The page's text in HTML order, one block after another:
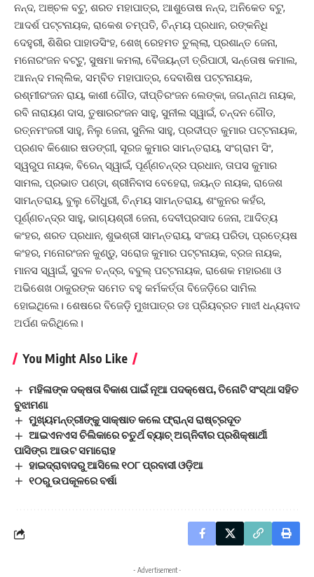
ନନ୍ଦ, ଅଞ୍ଚଳ ବଟୁ, ଶରତ ମହାପାତ୍ର, ଆଶୁତୋଷ ନନ୍ଦ, ଅନିକେତ ବଟୁ,
ଆଦର୍ଶ ପଟ୍ଟନାୟକ, ରାକେଶ ଚମ୍ପତି, ଚିନ୍ମୟ ପ୍ରଧାନ, ରଙ୍କନିଧି
ଦେହୁରୀ, ଶିଶିର ପାହାଡସିଂହ, ଶେଖ୍ ରେହମତ ତୁଲ୍ଲା, ପ୍ରଶାନ୍ତ ଜେନା,
ମନୋରଂଜନ ବଟ୍ଟୁ, ସୁଷମା କମଲା, ବୈଜୟନ୍ତୀ ତ୍ରିପାଠୀ, ସନ୍ତୋଷ କମାଲ,
ଆନନ୍ଦ ମଲ୍ଲିକ, ସମ୍ବିତ ମହାପାତ୍ର, ଦେବାଶିଷ ପଟ୍ଟନାୟକ,
ରଶ୍ମୀରଂଜନ ରାୟ, କାଶୀ ଗୌଡ, ଦୀପ୍ତିରଂଜନ ଲେଙ୍କା, ଜଗନ୍ନାଥ ନାୟକ,
ରବି ନାରାୟଣ ଦାସ, ତୁଷାରରଂଜନ ସାହୁ, ସୁନୀଲ ସ୍ୱାଇଁ, ଚନ୍ଦନ ଗୌଡ,
ରତ୍ନମଂଜରୀ ସାହୁ, ନିଲୁ ଜେନା, ସୁନିଲ ସାହୁ, ପ୍ରଦୀପ୍ତ କୁମାର ପଟ୍ଟନାୟକ,
ପ୍ରଣବ କିଶୋର ଷଡଙ୍ଗୀ, ସୂରଜ କୁମାର ସାମନ୍ତରାୟ, ସଂଗ୍ରାମ ସିଂ,
ସ୍ୱରୁପ ନାୟକ, ବିରେନ୍ ସ୍ୱାଇଁ, ପୂର୍ଣ୍ଣଚନ୍ଦ୍ର ପ୍ରଧାନ, ତାପସ କୁମାର
ସାମଲ, ପ୍ରଭାତ ପଣ୍ଡା, ଶ୍ରୀନିବାସ ବେହେରା, ଜୟନ୍ତ ନାୟକ, ରାଜେଶ
ସାମନ୍ତରାୟ, ବୁଲୁ ଚୌଧୁରୀ, ଚିନ୍ମୟ ସାମନ୍ତରାୟ, ଶଂକୁନର କହଁର,
ପୂର୍ଣ୍ଣଚନ୍ଦ୍ର ସାହୁ, ଭାଗ୍ୟଶ୍ରୀ ଜେନା, ଦେବୀପ୍ରସାଦ ଜେନା, ଆଦିତ୍ୟ
କଂହର, ଶରତ ପ୍ରଧାନ, ଶୁଭଶ୍ରୀ ସାମନ୍ତରାୟ, ସଂଜୟ ପରିଡା, ପ୍ରତ୍ୟେଷ
କଂହର, ମନୋରଂଜନ କୁଣ୍ଡୁ, ସରୋଜ କୁମାର ପଟ୍ଟନାୟକ, ବ୍ରଜ ନାୟକ,
ମାନସ ସ୍ୱାଇଁ, ସୁବଳ ଚନ୍ଦ୍ର, ବବୁଲ୍ ପଟ୍ଟନାୟକ, ରାଶେକ ମହାରଣା ଓ
ଅଭିଶେଖ ଠାକୁରଙ୍କ ସମେତ ବହୁ କର୍ମକର୍ତ୍ତା ବିଜେଡ଼ିରେ ସାମିଲ
ହୋଇଥିଲେ। ଶେଷରେ ବିଜେଡ଼ି ମୁଖପାତ୍ର ଡଃ ପ୍ରିୟବ୍ରତ ମାଝୀ ଧନ୍ୟବାଦ
ଅର୍ପଣ କରିଥିଲେ।
You Might Also Like
ମହିଳାଙ୍କ ଦକ୍ଷତା ବିକାଶ ପାଇଁ ନୂଆ ପଦକ୍ଷେପ, ତିନୋଟି ସଂସ୍ଥା ସହିତ
ବୁଝାମଣା
ମୁଖ୍ୟମନ୍ତ୍ରୀଙ୍କୁ ସାକ୍ଷାତ କଲେ ଫ୍ରାନ୍ସ ରାଷ୍ଟ୍ରଦୂତ
ଆଇଏନଏସ ଚିଲିକାରେ ଚତୁର୍ଥ ବ୍ୟାଚ୍ ଅଗ୍ନିବୀର ପ୍ରଶିକ୍ଷାର୍ଥୀ
ପାସିଙ୍ଗ ଆଉଟ ସମାରୋହ
ହାଇଦ୍ରାବାଦରୁ ଆସିଲେ ୧୦୮ ପ୍ରବାସୀ ଓଡ଼ିଆ
୧୦ରୁ ଉପକୂଳରେ ବର୍ଷା
- Advertisement -